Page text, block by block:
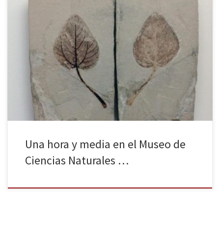
Italia está llena de museos espléndidos: la galería Uffizi, los
museos vaticanos, el arqueológico de Nápoles, la Ambrosiana de
Milán, el egipcio de Turín y otros muchos que darían para largos
comentarios, pero, aunque menos reconocidos, Italia también
cuenta también con excelentes museos de ciencias. Por eso, en
esta crónica […]
Una hora y media en el Museo de
Ciencias Naturales …